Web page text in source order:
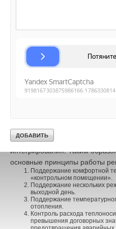
существенное значение при
При этом такая проверка
и непосредственно. Более
эксплуатации, архивирование
времени, т.к.
архивируют только средние
интегрирования. Таким
основные принципы работы
Поддержание комфортной
«контрольном помещении».
Поддержание нескольких
выходной день.
Поддержание
отопления.
Контроль расхода
превышения договорных